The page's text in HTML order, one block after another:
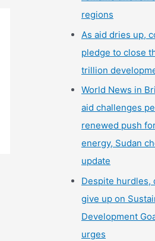
regions
As aid dries up,
pledge to close
trillion
World News in
aid challenges
renewed push
energy, Sudan
update
Despite hurdles,
give up on
Development
urges